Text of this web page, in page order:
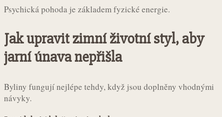
Psychická pohoda je základem fyzické energie.
Jak upravit zimní životní styl, aby
jarní únava nepřišla
Byliny fungují nejlépe tehdy, když jsou doplněny vhodnými
návyky.